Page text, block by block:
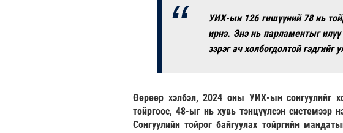
УИХ-ын 126 гишүүний 78 нь
ирнэ. Энэ нь парламентыг
зэрэг ач холбогдолтой
Өөрөөр хэлбэл, 2024 оны УИХ-ын сонгуулийг
тойргоос, 48-ыг нь хувь тэнцүүлсэн системээр
Сонгуулийн тойрог байгуулах тойргийн